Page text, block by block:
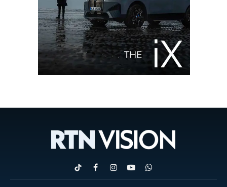
TikTokFacebookInstagram
YouTubeWhatsApp